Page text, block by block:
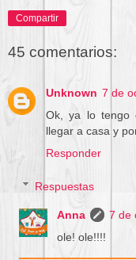
Compartir
45 comentarios:
Unknown 7 de
Ok, ya lo tengo
llegar a casa y
Responder
Respuestas
Anna
7 de
ole! ole!!!!